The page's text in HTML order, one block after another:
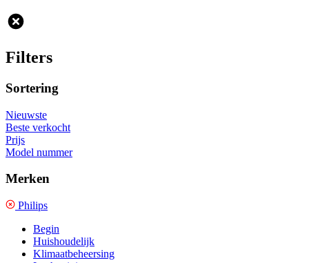
Filters
Sortering
Nieuwste
Beste verkocht
Prijs
Model nummer
Merken
Philips
Begin
Huishoudelijk
Klimaatbeheersing